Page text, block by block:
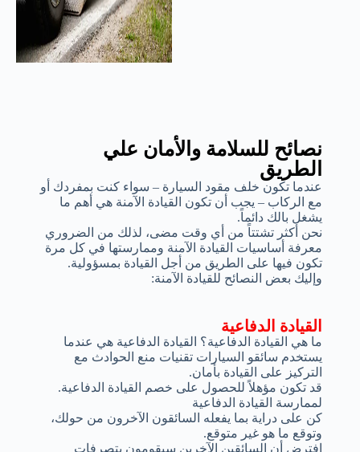
نصائح للسلامة والأمان علي
الطريق
عندما تكون خلف مقود السيارة – سواء كنت بمفردك أو
مع الركاب – يجب أن تكون القيادة الآمنة هي أهم ما
يشغل بالك دائماً.
نحن أكثر تشتتاً من أي وقت مضى، لذلك من الضروري
معرفة أساسيات القيادة الآمنة وممارستها في كل مرة
تكون فيها على الطريق من أجل القيادة بمسؤولية.
وإليك بعض النصائح للقيادة الآمنة:
القيادة الدفاعية
ما هي القيادة الدفاعية؟ القيادة الدفاعية هي عندما
يستخدم سائقو السيارات تقنيات منع الحوادث مع
التركيز على القيادة بأمان.
قد تكون مؤهلاً للحصول على خصم القيادة الدفاعية.
لممارسة القيادة الدفاعية
كن على دراية بما يفعله السائقون الآخرون من حولك،
وتوقع ما هو غير متوقع.
افترض أن السائقين الآخرين سيقومون بتصرفات